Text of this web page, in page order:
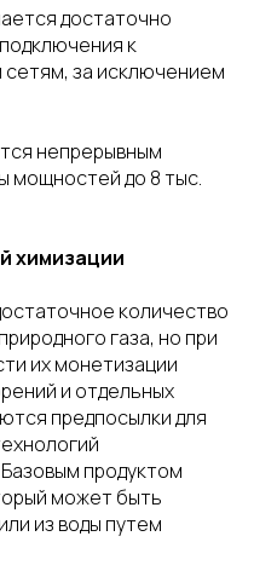
достаточно
к
за исключением
непрерывным
мощностей до 8 тыс.
химизации
количество
газа, но при
их монетизации
и отдельных
предпосылки для
продуктом
может быть
из воды путем